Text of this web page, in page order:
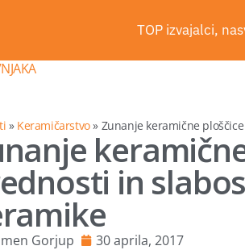
» Keramičarstvo» Zunanje keramične
in
Gorjup 30 aprila, 2017
TOP izvajalci,